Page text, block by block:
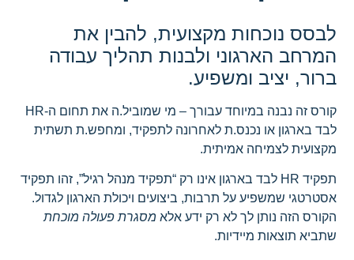
לבסס נוכחות מקצועית, להבין את
המרחב הארגוני ולבנות תהליך עבודה
ברור, יציב ומשפיע.
קורס זה נבנה במיוחד עבורך – מי שמוביל.ה את תחום ה-HR
לבד בארגון או נכנס.ת לאחרונה לתפקיד, ומחפש.ת תשתית
מקצועית לצמיחה אמיתית.
תפקיד HR לבד בארגון אינו רק “תפקיד מנהל רגיל”, זהו תפקיד
אסטרטגי שמשפיע על תרבות, ביצועים ויכולת הארגון לגדול.
הקורס הזה נותן לך לא רק ידע אלא מסגרת פעולה מוכחת
שתביא תוצאות מיידיות.